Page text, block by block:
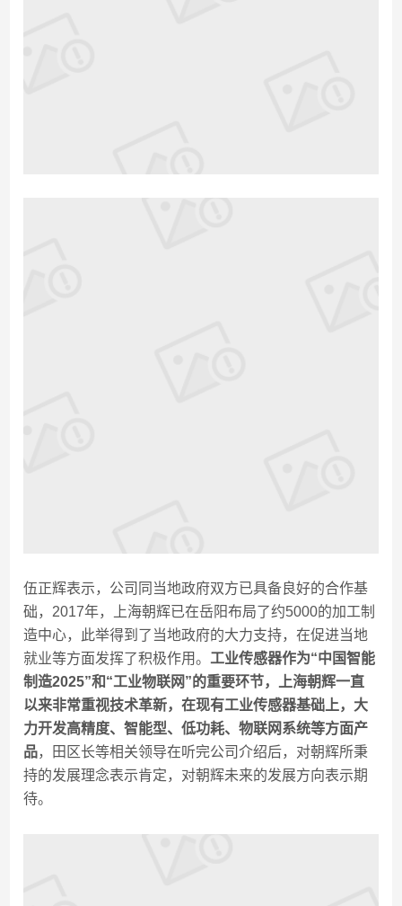
伍正辉表示，公司同当地政府双方已具备良好的合作基
础，2017年，上海朝辉已在岳阳布局了约5000的加工制
造中心，此举得到了当地政府的大力支持，在促进当地
就业等方面发挥了积极作用。 工业传感器作为“中国智能
制造2025”和“工业物联网”的重要环节，上海朝辉一直
以来非常重视技术革新，在现有工业传感器基础上，大
力开发高精度、智能型、低功耗、物联网系统等方面产
品，田区长等相关领导在听完公司介绍后，对朝辉所秉
持的发展理念表示肯定，对朝辉未来的发展方向表示期
待。